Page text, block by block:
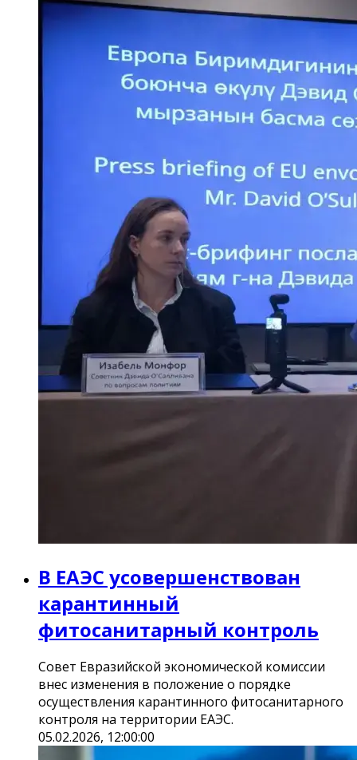
В ЕАЭС усовершенствован
карантинный
фитосанитарный контроль
Совет Евразийской экономической комиссии
внес изменения в положение о порядке
осуществления карантинного фитосанитарного
контроля на территории ЕАЭС.
05.02.2026, 12:00:00